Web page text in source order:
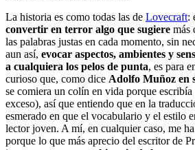
La historia es como todas las de Lovecraft:
convertir en terror algo que sugiere más
las palabras justas en cada momento, sin
aun así, evocar aspectos, ambientes y
a cualquiera los pelos de punta, es para
curioso que, como dice Adolfo Muñoz en
se comiera un colín en vida porque
exceso), así que entiendo que en la
esmerado en que el vocabulario y el estilo
lector joven. A mí, en cualquier caso, me
porque lo que más aprecio del escritor de